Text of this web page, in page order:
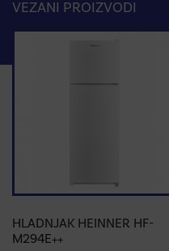
VEZANI PROIZVODI
HLADNJAK HEINNER HF-
M294E++